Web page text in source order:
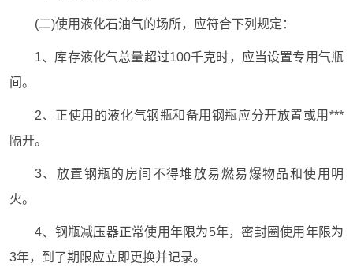
(二)使用液化石油气的场所，应符合下列规定：
1、库存液化气总量超过100千克时，应当设置专用气瓶
间。
2、正使用的液化气钢瓶和备用钢瓶应分开放置或用***
隔开。
3、放置钢瓶的房间不得堆放易燃易爆物品和使用明
火。
4、钢瓶减压器正常使用年限为5年，密封圈使用年限为
3年，到了期限应立即更换并记录。